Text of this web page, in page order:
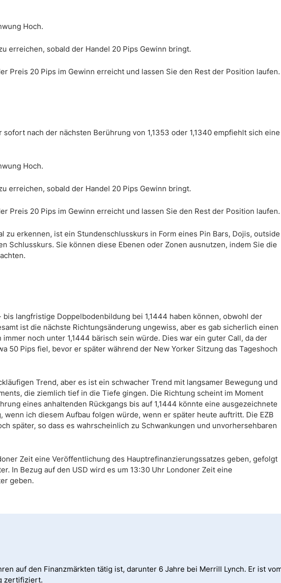
Hoch.
erreichen, sobald der Handel 20 Pips Gewinn bringt.
Preis 20 Pips im Gewinn erreicht und lassen Sie den Rest der Position laufen.
nach der nächsten Berührung von 1,1353 oder 1,1340 empfiehlt sich eine
Hoch.
erreichen, sobald der Handel 20 Pips Gewinn bringt.
Preis 20 Pips im Gewinn erreicht und lassen Sie den Rest der Position laufen.
zu erkennen, ist ein Stundenschlusskurs in Form eines Pin Bars, Dojis, outside
Schlusskurs. Sie können diese Ebenen oder Zonen ausnutzen, indem Sie die
langfristige Doppelbodenbildung bei 1,1444 haben können, obwohl der
ist die nächste Richtungsänderung ungewiss, aber es gab sicherlich einen
noch unter 1,1444 bärisch sein würde. Dies war ein guter Call, da der
50 Pips fiel, bevor er später während der New Yorker Sitzung das Tageshoch
Trend, aber es ist ein schwacher Trend mit langsamer Bewegung und
die ziemlich tief in die Tiefe gingen. Die Richtung scheint im Moment
eines anhaltenden Rückgangs bis auf 1,1444 könnte eine ausgezeichnete
ich diesem Aufbau folgen würde, wenn er später heute auftritt. Die EZB
später, so dass es wahrscheinlich zu Schwankungen und unvorhersehbaren
Zeit eine Veröffentlichung des Hauptrefinanzierungssatzes geben, gefolgt
In Bezug auf den USD wird es um 13:30 Uhr Londoner Zeit eine
geben.
auf den Finanzmärkten tätig ist, darunter 6 Jahre bei Merrill Lynch. Er ist
zertifiziert.